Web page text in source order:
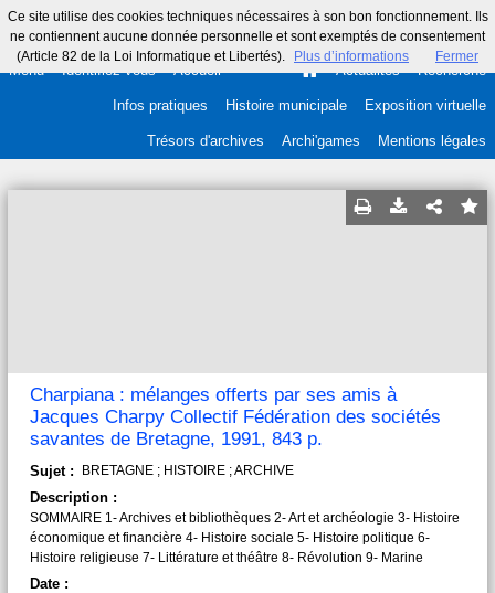
Ce site utilise des cookies techniques nécessaires à son bon fonctionnement. Ils
ne contiennent aucune donnée personnelle et sont exemptés de consentement
(Article 82 de la Loi Informatique et Libertés).
Plus d’informations Fermer
Menu Identifiez-vous Accueil Actualités Recherche
Infos pratiques Histoire municipale Exposition virtuelle
Trésors d'archives Archi'games Mentions légales
Charpiana : mélanges offerts par ses amis à
Jacques Charpy Collectif Fédération des sociétés
savantes de Bretagne, 1991, 843 p.
Sujet : BRETAGNE ; HISTOIRE ; ARCHIVE
Description :
SOMMAIRE 1- Archives et bibliothèques 2- Art et archéologie 3- Histoire
économique et financière 4- Histoire sociale 5- Histoire politique 6-
Histoire religieuse 7- Littérature et théâtre 8- Révolution 9- Marine
Date :